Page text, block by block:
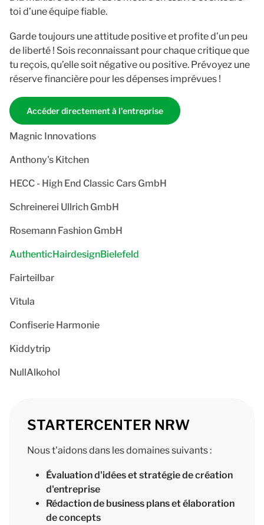
toi d’une équipe fiable.
Garde toujours une attitude positive et profite d’un peu
de liberté ! Sois reconnaissant pour chaque critique que
tu reçois, qu’elle soit négative ou positive. Prévoyez une
réserve financière pour les dépenses imprévues !
Accéder directement à l'entreprise
Magnic Innovations
Anthony's Kitchen
HECC - High End Classic Cars GmbH
Schreinerei Ullrich GmbH
Rosemann Fashion GmbH
AuthenticHairdesignBielefeld
Fairteilbar
Vitula
Confiserie Harmonie
Kiddytrip
NullAlkohol
STARTERCENTER NRW
Nous t'aidons dans les domaines suivants :
Évaluation d'idées et stratégie de création
d'entreprise
Rédaction de business plans et élaboration
de concepts